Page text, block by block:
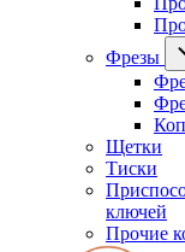
Фрезы
Щетки
Тиски
ключей
Прочие